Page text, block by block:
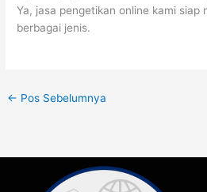
Ya, jasa pengetikan online kami siap
berbagai jenis.
← Pos Sebelumnya